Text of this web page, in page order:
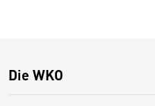
Die WKO